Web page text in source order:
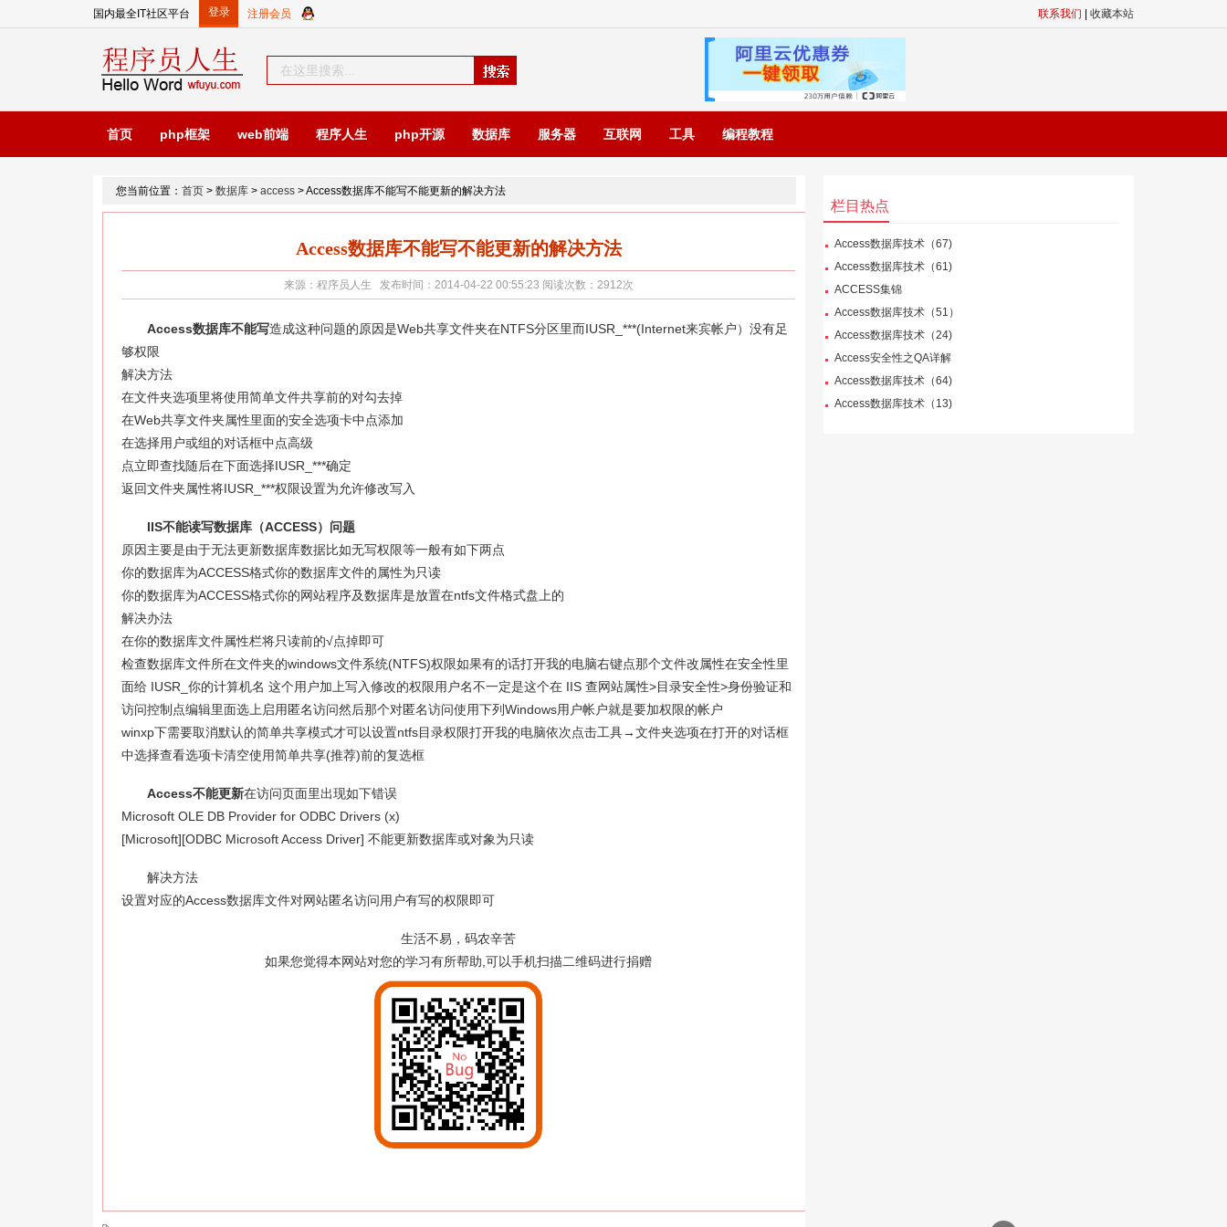
国内最全IT社区平台 联系我们 收藏本站
首页 php框架 web前端 程序人生 php开源 数据库 服务器 互联网 工具 编程教程
您当前位置： 首页 > 数据库 > access > Access数据库不能写不能更新的解决方法
Access数据库不能写不能更新的解决方法
来源：程序员人生 发布时间：2014-04-22 00:55:23 阅读次数： 2912次
Access数据库不能写造成这种问题的原因是Web共享文件夹在NTFS分区里而IUSR_***(Internet来宾帐户）没有足
够权限
解决方法
在文件夹选项里将使用简单文件共享前的对勾去掉
在Web共享文件夹属性里面的安全选项卡中点添加
在选择用户或组的对话框中点高级
点立即查找随后在下面选择IUSR_***确定
返回文件夹属性将IUSR_***权限设置为允许修改写入
IIS不能读写数据库（ACCESS）问题
原因主要是由于无法更新数据库数据比如无写权限等一般有如下两点
你的数据库为ACCESS格式你的数据库文件的属性为只读
你的数据库为ACCESS格式你的网站程序及数据库是放置在ntfs文件格式盘上的
解决办法
在你的数据库文件属性栏将只读前的√点掉即可
检查数据库文件所在文件夹的windows文件系统(NTFS)权限如果有的话打开我的电脑右键点那个文件改属性在安全性里
面给 IUSR_你的计算机名 这个用户加上写入修改的权限用户名不一定是这个在 IIS 查网站属性>目录安全性>身份验证和
访问控制点编辑里面选上 启用匿名访问然后那个对匿名访问使用下列Windows用户帐户就是要加权限的帐户
winxp下需要取消默认的简单共享模式才可以设置ntfs目录权限打开我的电脑依次点击工具→文件夹选项在打开的对话框
中选择查看选项卡清空使用简单共享(推荐)前的复选框
Access不能更新在访问页面里出现如下错误
Microsoft OLE DB Provider for ODBC Drivers (x)
[Microsoft][ODBC Microsoft Access Driver] 不能更新数据库或对象为只读
解决方法
设置对应的Access数据库文件对网站匿名访问用户有写的权限即可
生活不易，码农辛苦
如果您觉得本网站对您的学习有所帮助,可以手机扫描二维码进行捐赠
栏目热点
Access数据库技术（67)
Access数据库技术（61)
ACCESS集锦
Access数据库技术（51）
Access数据库技术（24)
Access安全性之QA详解
Access数据库技术（64)
Access数据库技术（13)